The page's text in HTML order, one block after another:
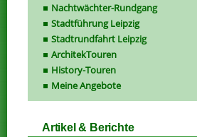
Nachtwächter-Rundgang
Stadtführung Leipzig
Stadtrundfahrt Leipzig
ArchitekTouren
History-Touren
Meine Angebote
Artikel & Berichte